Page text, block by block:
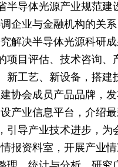
半导体光源产业规范建
调企业与金融机构的关
究解决半导体光源科研
项目评估、技术咨询
新工艺、新设备，搭建
建协会成员产品品牌，
设产业信息平台，介绍
引导产业技术进步，为
情报资料室，开展产业